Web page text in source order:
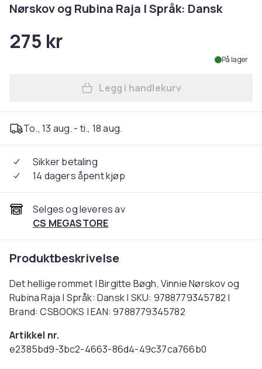
Nørskov og Rubina Raja | Språk: Dansk
275 kr
På lager
Legg Det hellige rommet |
Legg i handlekurv
To., 13 aug. - ti., 18 aug.
Sikker betaling
14 dagers åpent kjøp
Selges og leveres av
CS MEGASTORE
Produktbeskrivelse
Det hellige rommet | Birgitte Bøgh, Vinnie Nørskov og
Rubina Raja | Språk: Dansk | SKU: 9788779345782 |
Brand: CSBOOKS | EAN: 9788779345782
Artikkel nr.
e2385bd9-3bc2-4663-86d4-49c37ca766b0